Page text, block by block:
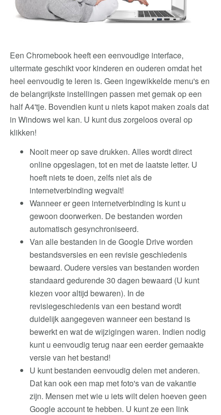
Een Chromebook heeft een eenvoudige interface,
uitermate geschikt voor kinderen en ouderen omdat het
heel eenvoudig te leren is. Geen ingewikkelde menu's en
de belangrijkste instellingen passen met gemak op een
half A4'tje. Bovendien kunt u niets kapot maken zoals dat
in Windows wel kan. U kunt dus zorgeloos overal op
klikken!
Nooit meer op save drukken. Alles wordt direct
online opgeslagen, tot en met de laatste letter. U
hoeft niets te doen, zelfs niet als de
internetverbinding wegvalt!
Wanneer er geen internetverbinding is kunt u
gewoon doorwerken. De bestanden worden
automatisch gesynchroniseerd.
Van alle bestanden in de Google Drive worden
bestandsversies en een revisie geschiedenis
bewaard. Oudere versies van bestanden worden
standaard gedurende 30 dagen bewaard (U kunt
kiezen voor altijd bewaren). In de
revisiegeschiedenis van een bestand wordt
duidelijk aangegeven wanneer een bestand is
bewerkt en wat de wijzigingen waren. Indien nodig
kunt u eenvoudig terug naar een eerder gemaakte
versie van het bestand!
U kunt bestanden eenvoudig delen met anderen.
Dat kan ook een map met foto's van de vakantie
zijn. Mensen met wie u iets wilt delen hoeven geen
Google account te hebben. U kunt ze een link